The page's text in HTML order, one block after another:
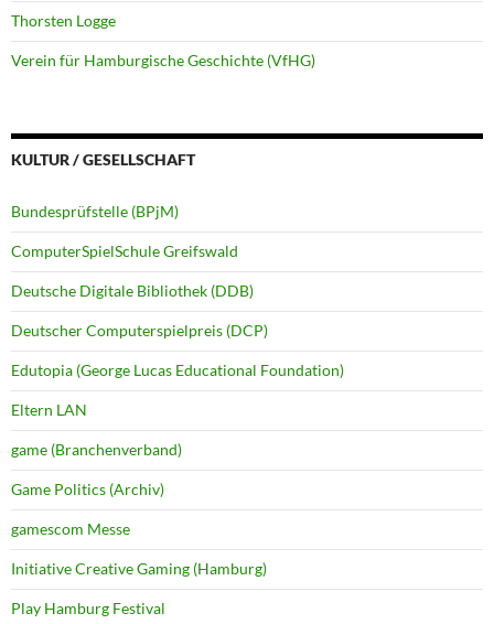
Thorsten Logge
Verein für Hamburgische Geschichte (VfHG)
KULTUR / GESELLSCHAFT
Bundesprüfstelle (BPjM)
ComputerSpielSchule Greifswald
Deutsche Digitale Bibliothek (DDB)
Deutscher Computerspielpreis (DCP)
Edutopia (George Lucas Educational Foundation)
Eltern LAN
game (Branchenverband)
Game Politics (Archiv)
gamescom Messe
Initiative Creative Gaming (Hamburg)
Play Hamburg Festival